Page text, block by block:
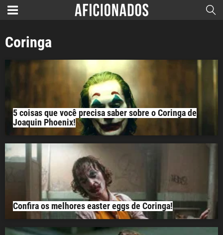
Coringa
5 coisas que você precisa saber sobre o Coringa de
Joaquin Phoenix!
Confira os melhores easter eggs de Coringa!